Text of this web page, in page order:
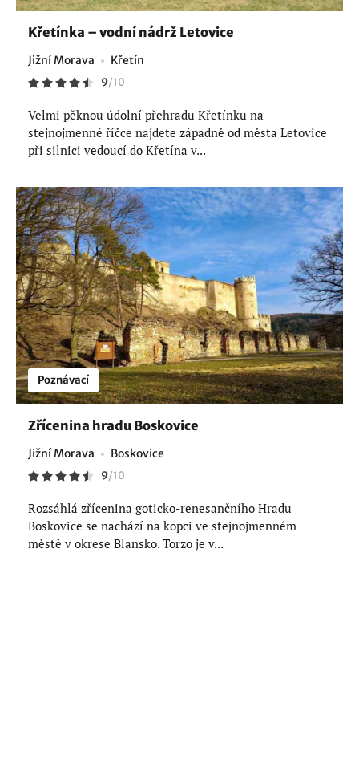
Křetínka – vodní nádrž Letovice
Jižní Morava Křetín
9/10
Velmi pěknou údolní přehradu Křetínku na
stejnojmenné říčce najdete západně od města Letovice
při silnici vedoucí do Křetína v...
Poznávací
Zřícenina hradu Boskovice
Jižní Morava Boskovice
9/10
Rozsáhlá zřícenina goticko-renesančního Hradu
Boskovice se nachází na kopci ve stejnojmenném
městě v okrese Blansko. Torzo je v...